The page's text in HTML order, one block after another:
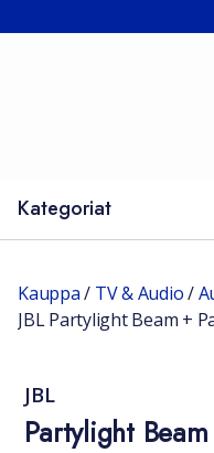
Kategoriat
Kauppa/ TV & Audio/
JBL Partylight Beam +
JBL
Partylight